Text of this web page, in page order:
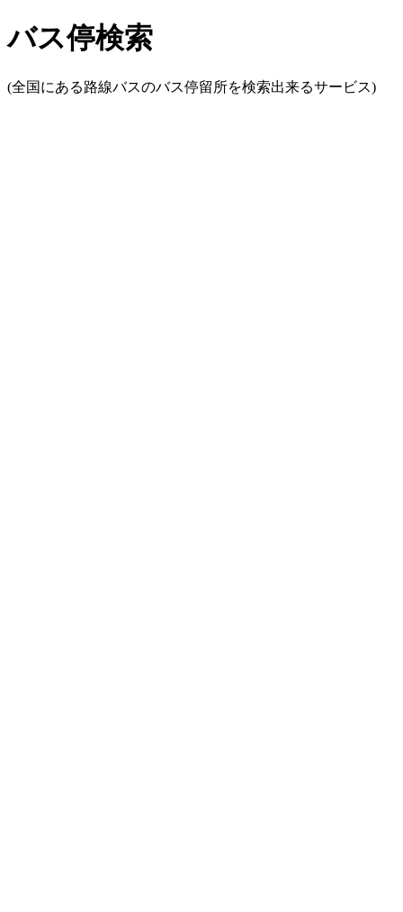
バス停検索
(全国にある路線バスのバス停留所を検索出来るサービス)